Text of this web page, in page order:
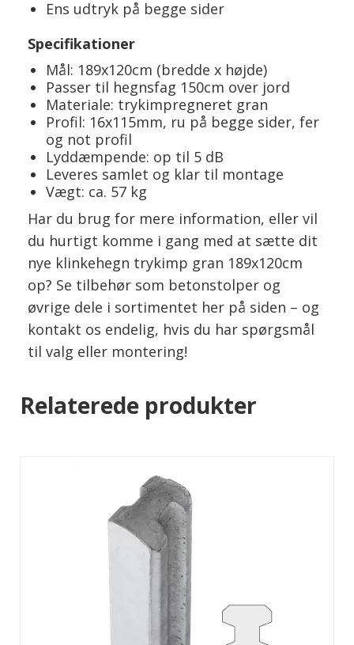
Ens udtryk på begge sider
Specifikationer
Mål: 189x120cm (bredde x højde)
Passer til hegnsfag 150cm over jord
Materiale: trykimpregneret gran
Profil: 16x115mm, ru på begge sider, fer
og not profil
Lyddæmpende: op til 5 dB
Leveres samlet og klar til montage
Vægt: ca. 57 kg
Har du brug for mere information, eller vil
du hurtigt komme i gang med at sætte dit
nye klinkehegn trykimp gran 189x120cm
op? Se tilbehør som betonstolper og
øvrige dele i sortimentet her på siden – og
kontakt os endelig, hvis du har spørgsmål
til valg eller montering!
Relaterede produkter